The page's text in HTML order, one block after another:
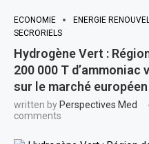
ECONOMIE ENERGIE
SECRORIELS
Hydrogène Vert :
200 000 T
sur le marché européen
written by Perspectives Med
comments